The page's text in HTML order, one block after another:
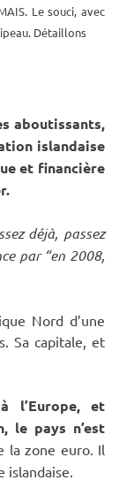
Le souci, avec
Détaillons
aboutissants,
islandaise
et financière
déjà, passez
par “en 2008,
Nord d’une
Sa capitale, et
l’Europe, et
le pays n’est
la zone euro. Il
islandaise.